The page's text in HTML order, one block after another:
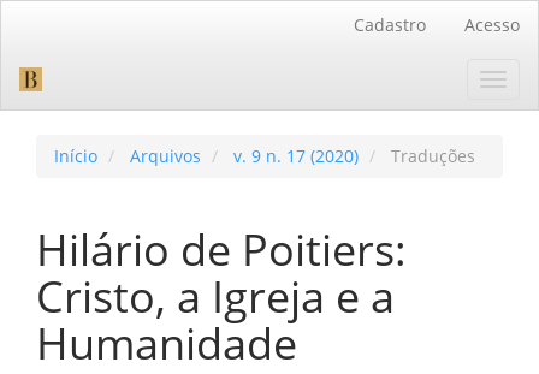
Barra
Cadastro Acesso
Início Arquivos v. 9 n. 17 (2020) Traduções
Hilário de Poitiers:
Cristo, a Igreja e a
Humanidade